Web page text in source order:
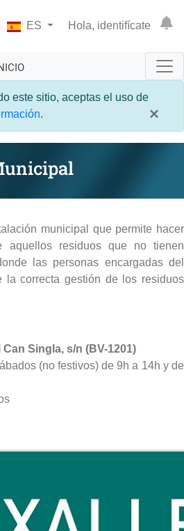
ES Hola, identifícate
este sitio, aceptas el uso de
. ×
municipal que permite hacer
aquellos residuos que no tienen
las personas encargadas del
la correcta gestión de los residuos
Singla, s/n (BV-1201)
(no festivos) de 9h a 14h y de